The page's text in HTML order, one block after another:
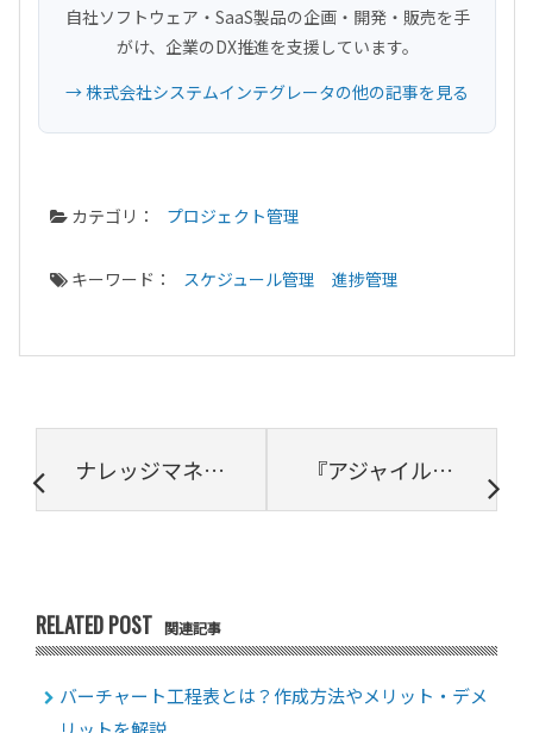
自社ソフトウェア・SaaS製品の企画・開発・販売を手
がけ、企業のDX推進を支援しています。
→ 株式会社システムインテグレータの他の記事を見る
カテゴリ： プロジェクト管理
キーワード： スケジュール管理 進捗管理
ナレッジマネジメントとは？基本的な考え方と具体的な手法・ツールを解説 『アジャイルリーダーシップ』の内容を解説！アジャイルリーダーシップの定着に必要なものとは？
RELATED POST 関連記事
バーチャート工程表とは？作成方法やメリット・デメ